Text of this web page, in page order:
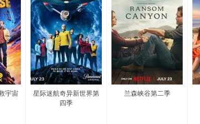
宇宙
星际迷航奇异新世界第
四季
兰森峡谷第二季